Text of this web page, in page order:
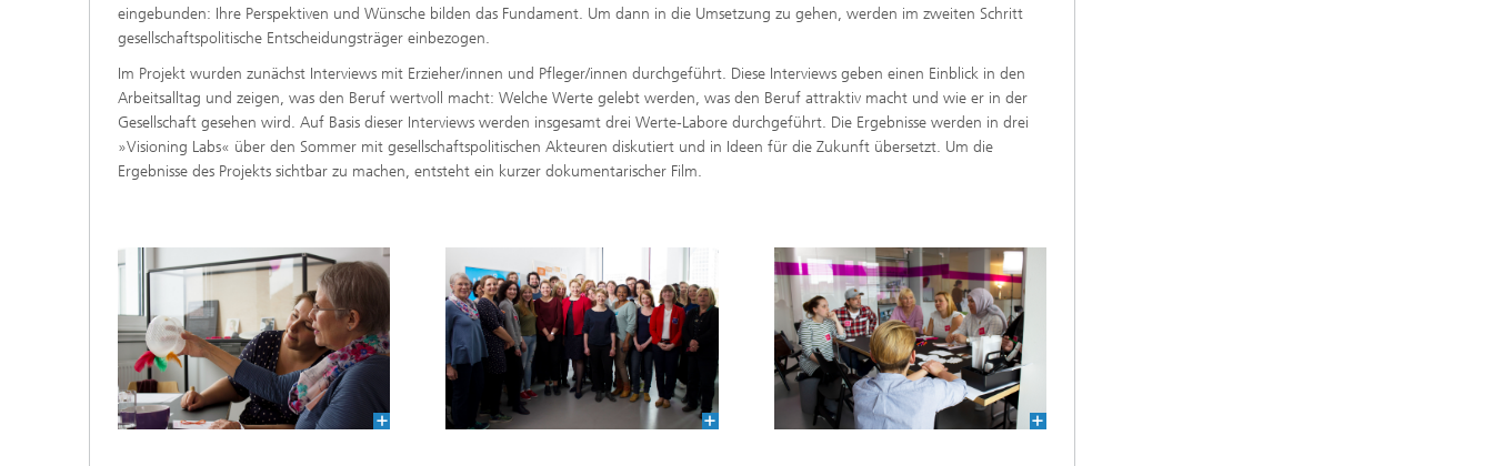
eingebunden: Ihre Perspektiven und Wünsche bilden das Fundament. Um dann in die Umsetzung zu gehen, werden im zweiten Schritt
gesellschaftspolitische Entscheidungsträger einbezogen.
Im Projekt wurden zunächst Interviews mit Erzieher/innen und Pfleger/innen durchgeführt. Diese Interviews geben einen Einblick in den
Arbeitsalltag und zeigen, was den Beruf wertvoll macht: Welche Werte gelebt werden, was den Beruf attraktiv macht und wie er in der
Gesellschaft gesehen wird. Auf Basis dieser Interviews werden insgesamt drei Werte-Labore durchgeführt. Die Ergebnisse werden in drei
»Visioning Labs« über den Sommer mit gesellschaftspolitischen Akteuren diskutiert und in Ideen für die Zukunft übersetzt. Um die
Ergebnisse des Projekts sichtbar zu machen, entsteht ein kurzer dokumentarischer Film.